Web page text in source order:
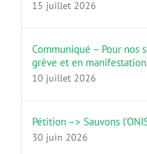
grève et en
10 juillet 2026
30 juin 2026